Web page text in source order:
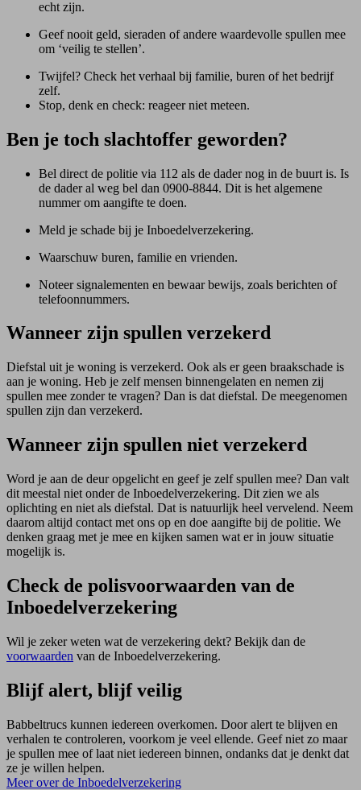
echt zijn.
Geef nooit geld, sieraden of andere waardevolle spullen mee
om ‘veilig te stellen’.
Twijfel? Check het verhaal bij familie, buren of het bedrijf
zelf.
Stop, denk en check: reageer niet meteen.
Ben je toch slachtoffer geworden?
Bel direct de politie via 112 als de dader nog in de buurt is. Is
de dader al weg bel dan 0900-8844. Dit is het algemene
nummer om aangifte te doen.
Meld je schade bij je Inboedelverzekering.
Waarschuw buren, familie en vrienden.
Noteer signalementen en bewaar bewijs, zoals berichten of
telefoonnummers.
Wanneer zijn spullen verzekerd
Diefstal uit je woning is verzekerd. Ook als er geen braakschade is
aan je woning. Heb je zelf mensen binnengelaten en nemen zij
spullen mee zonder te vragen? Dan is dat diefstal. De meegenomen
spullen zijn dan verzekerd.
Wanneer zijn spullen niet verzekerd
Word je aan de deur opgelicht en geef je zelf spullen mee? Dan valt
dit meestal niet onder de Inboedelverzekering. Dit zien we als
oplichting en niet als diefstal. Dat is natuurlijk heel vervelend. Neem
daarom altijd contact met ons op en doe aangifte bij de politie. We
denken graag met je mee en kijken samen wat er in jouw situatie
mogelijk is.
Check de polisvoorwaarden van de
Inboedelverzekering
Wil je zeker weten wat de verzekering dekt? Bekijk dan de
voorwaarden van de Inboedelverzekering.
Blijf alert, blijf veilig
Babbeltrucs kunnen iedereen overkomen. Door alert te blijven en
verhalen te controleren, voorkom je veel ellende. Geef niet zo maar
je spullen mee of laat niet iedereen binnen, ondanks dat je denkt dat
ze je willen helpen.
Meer over de Inboedelverzekering